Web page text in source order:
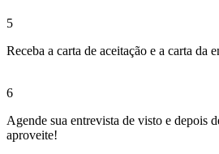
5
Receba a carta de aceitação e a carta da
6
Agende sua entrevista de visto e depois
aproveite!